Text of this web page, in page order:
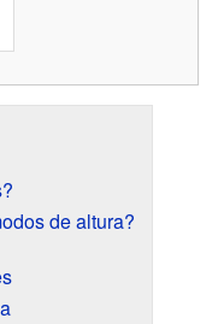
de altura?